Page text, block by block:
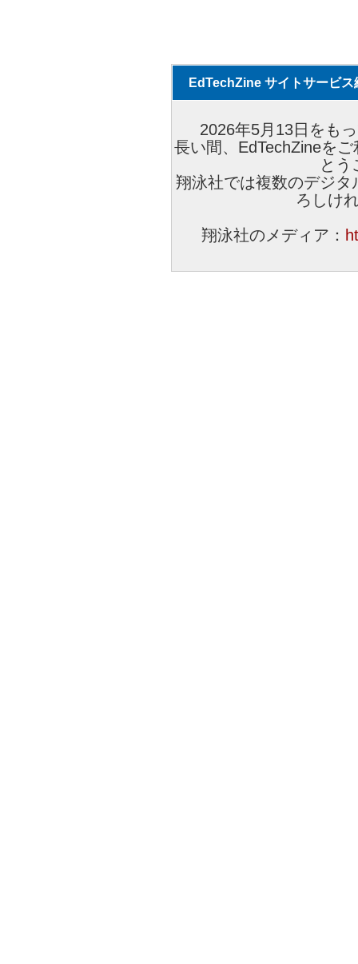
EdTechZine サイトサービス
2026年5月13日をも
長い間、EdTechZineを
とう
翔泳社では複数のデジ
ろしけ
翔泳社のメディア：